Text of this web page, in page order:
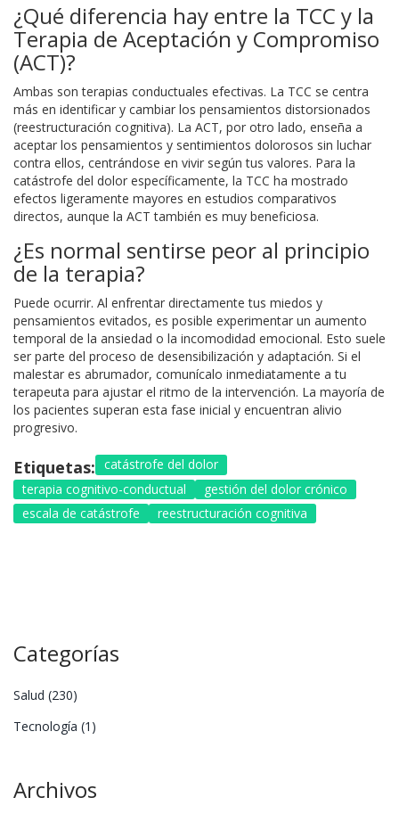
¿Qué diferencia hay entre la TCC y la
Terapia de Aceptación y Compromiso
(ACT)?
Ambas son terapias conductuales efectivas. La TCC se centra
más en identificar y cambiar los pensamientos distorsionados
(reestructuración cognitiva). La ACT, por otro lado, enseña a
aceptar los pensamientos y sentimientos dolorosos sin luchar
contra ellos, centrándose en vivir según tus valores. Para la
catástrofe del dolor específicamente, la TCC ha mostrado
efectos ligeramente mayores en estudios comparativos
directos, aunque la ACT también es muy beneficiosa.
¿Es normal sentirse peor al principio
de la terapia?
Puede ocurrir. Al enfrentar directamente tus miedos y
pensamientos evitados, es posible experimentar un aumento
temporal de la ansiedad o la incomodidad emocional. Esto suele
ser parte del proceso de desensibilización y adaptación. Si el
malestar es abrumador, comunícalo inmediatamente a tu
terapeuta para ajustar el ritmo de la intervención. La mayoría de
los pacientes superan esta fase inicial y encuentran alivio
progresivo.
Etiquetas: catástrofe del dolor
terapia cognitivo-conductual
gestión del dolor crónico
escala de catástrofe
reestructuración cognitiva
Categorías
Salud (230)
Tecnología (1)
Archivos